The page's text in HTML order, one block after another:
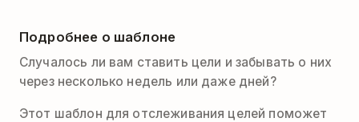
Подробнее о шаблоне
Случалось ли вам ставить цели и забывать о них
через несколько недель или даже дней?
Этот шаблон для отслеживания целей поможет